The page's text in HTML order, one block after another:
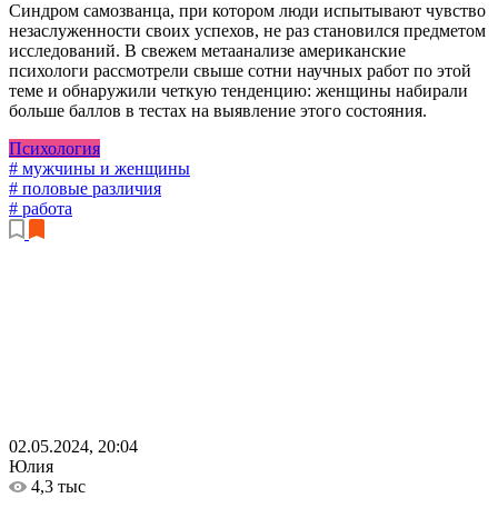
Синдром самозванца, при котором люди испытывают чувство
незаслуженности своих успехов, не раз становился предметом
исследований. В свежем метаанализе американские
психологи рассмотрели свыше сотни научных работ по этой
теме и обнаружили четкую тенденцию: женщины набирали
больше баллов в тестах на выявление этого состояния.
Психология
# мужчины и женщины
# половые различия
# работа
02.05.2024, 20:04
Юлия
4,3 тыс